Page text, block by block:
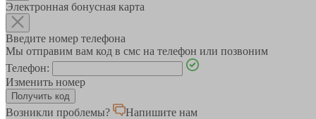
Электронная бонусная карта
Введите номер телефона
Мы отправим вам код в смс на телефон или позвоним
Телефон:
Изменить номер
Возникли проблемы? Напишите нам